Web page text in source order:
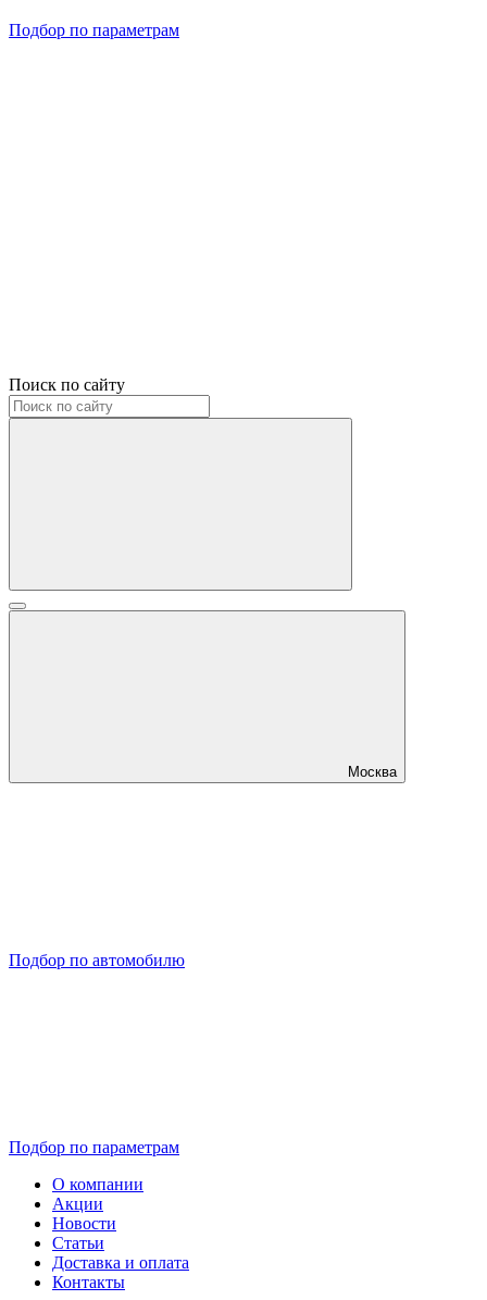
Подбор по параметрам
Поиск по сайту
Москва
Подбор по автомобилю
Подбор по параметрам
О компании
Акции
Новости
Статьи
Доставка и оплата
Контакты